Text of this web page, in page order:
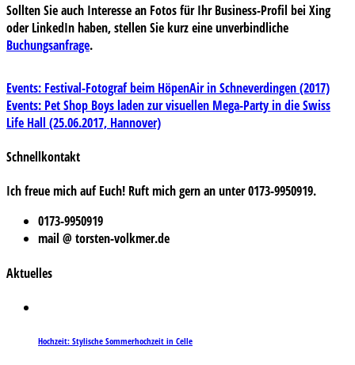
Sollten Sie auch Interesse an Fotos für Ihr Business-Profil bei Xing
oderLinkedInhaben, stellen Sie kurz eine unverbindliche
Buchungsanfrage.
Beitragsnavigation
Events: Festival-Fotograf beim HöpenAir in Schneverdingen (2017)
Events: Pet Shop Boys laden zur visuellen Mega-Party in die Swiss
Life Hall (25.06.2017, Hannover)
Schnellkontakt
Ich freue mich auf Euch! Ruft mich gern an unter 0173-9950919.
0173-9950919
mail @ torsten-volkmer.de
Aktuelles
Hochzeit: Stylische Sommerhochzeit in Celle